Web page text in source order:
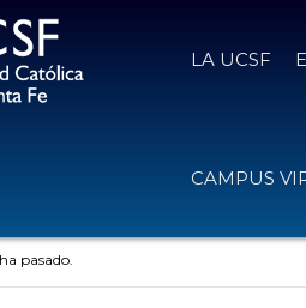
LA UCSF
CAMPUS
pasado.